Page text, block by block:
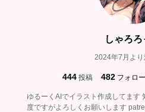
しゃろろ
2024年7月よ
444 投稿 482 フォロー
ゆるーくAIでイラスト作成してます
度ですがよろしくお願いします